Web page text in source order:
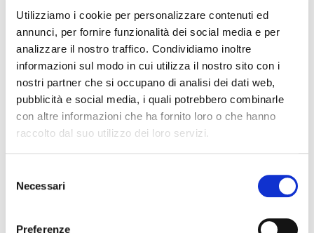
Utilizziamo i cookie per personalizzare contenuti ed
annunci, per fornire funzionalità dei social media e per
analizzare il nostro traffico. Condividiamo inoltre
informazioni sul modo in cui utilizza il nostro sito con i
nostri partner che si occupano di analisi dei dati web,
pubblicità e social media, i quali potrebbero combinarle
con altre informazioni che ha fornito loro o che hanno
raccolto dal suo utilizzo dei loro servizi.
delNecessari
Preferenze
CLC-6570S